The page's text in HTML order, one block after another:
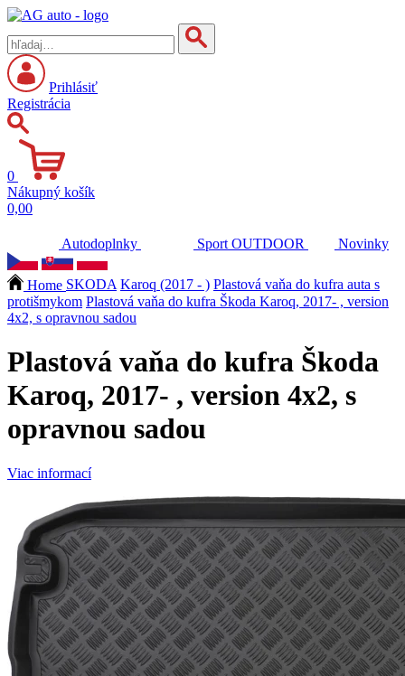
Prihlásiť
Registrácia
0
Nákupný košík
0,00
Autodoplnky Sport OUTDOOR Novinky
Home SKODA Karoq (2017 - ) Plastová vaňa do kufra auta s
protišmykom Plastová vaňa do kufra Škoda Karoq, 2017- , version
4x2, s opravnou sadou
Plastová vaňa do kufra Škoda
Karoq, 2017- , version 4x2, s
opravnou sadou
Viac informací